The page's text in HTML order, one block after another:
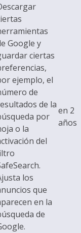
Google y
ciertas
ejemplo, el
de
de la
por
o la
del
los
que
en la
de
en 2
años